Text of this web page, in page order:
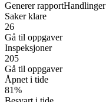
Generer rapportHandlinger
Saker klare
26
Gå til oppgaver
Inspeksjoner
205
Gå til oppgaver
Åpnet i tide
81%